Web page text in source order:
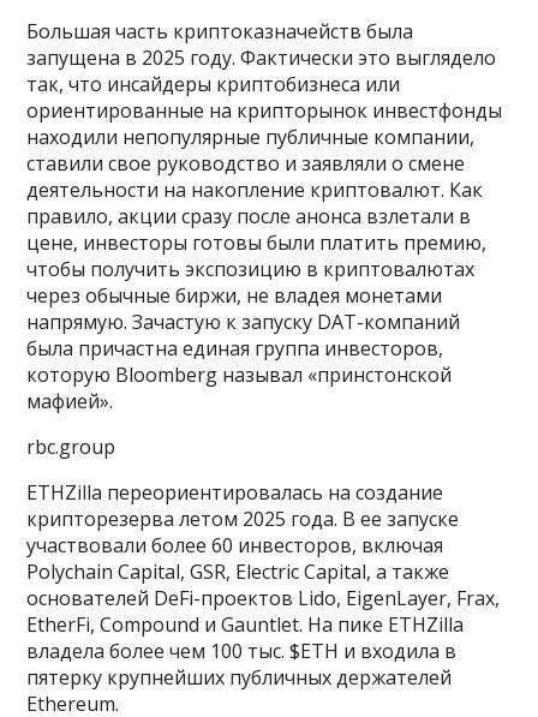
Большая часть криптоказначейств была
запущена в 2025 году. Фактически это выглядело
так, что инсайдеры криптобизнеса или
ориентированные на крипторынок инвестфонды
находили непопулярные публичные компании,
ставили свое руководство и заявляли о смене
деятельности на накопление криптовалют. Как
правило, акции сразу после анонса взлетали в
цене, инвесторы готовы были платить премию,
чтобы получить экспозицию в криптовалютах
через обычные биржи, не владея монетами
напрямую. Зачастую к запуску DAT-компаний
была причастна единая группа инвесторов,
которую Bloomberg называл «принстонской
мафией».
rbc.group
ETHZilla переориентировалась на создание
крипторезерва летом 2025 года. В ее запуске
участвовали более 60 инвесторов, включая
Polychain Capital, GSR, Electric Capital, а также
основателей DeFi-проектов Lido, EigenLayer, Frax,
EtherFi, Compound и Gauntlet. На пике ETHZilla
владела более чем 100 тыс. $ETH и входила в
пятерку крупнейших публичных держателей
Ethereum.